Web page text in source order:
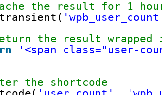
the result for 1 hour
the result wrapped
'<span class="user-
the shortcode